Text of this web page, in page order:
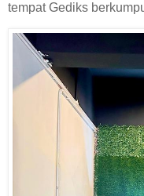
tempat Gediks